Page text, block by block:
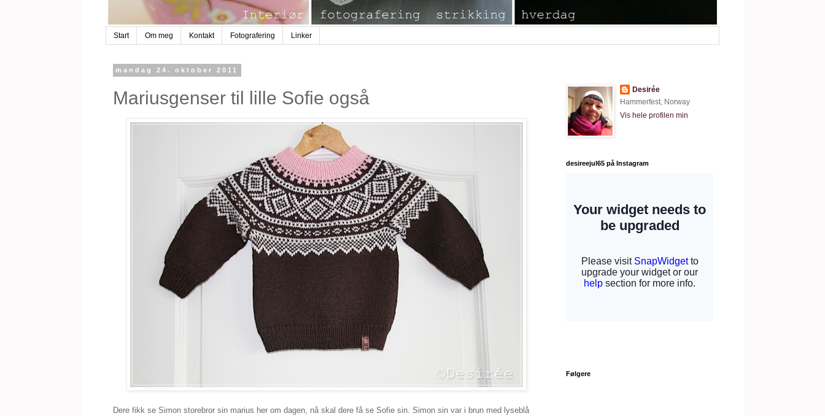
Start Om meg Kontakt Fotografering Linker
mandag 24. oktober 2011
Mariusgenser til lille Sofie også
Dere fikk se Simon storebror sin marius her om dagen, nå skal dere få se Sofie sin. Simon sin var i brun med lyseblå
Desirée
Hammerfest, Norway
Vis hele profilen min
desireejul65 på Instagram
Følgere